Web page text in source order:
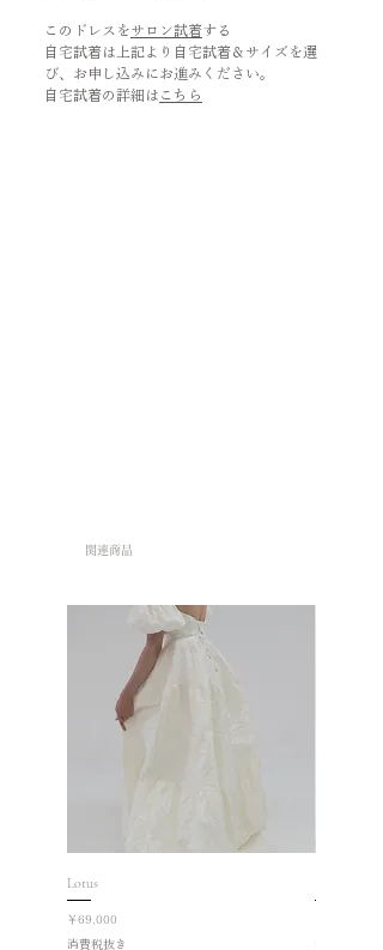
このドレスをサロン試着する
自宅試着は上記より自宅試着＆サイズを選
び、お申し込みにお進みください。
自宅試着の詳細は こちら
関連商品
Lotus
価格
￥69,000
消費税抜き